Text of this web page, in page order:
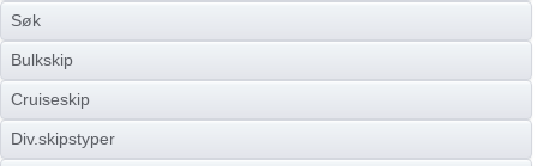
Søk
Bulkskip
Cruiseskip
Div.skipstyper